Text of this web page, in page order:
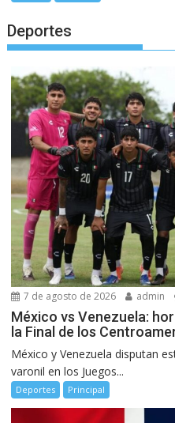
Deportes
7 de agosto de 2026 admin
México vs Venezuela:
la Final de los
México y Venezuela disputan
varonil en los Juegos...
Deportes Principal